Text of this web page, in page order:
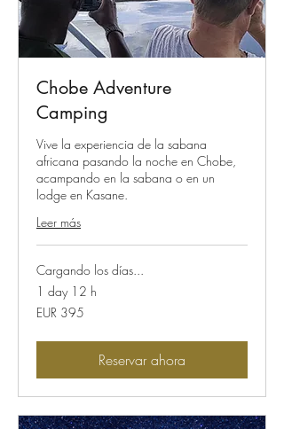
Chobe Adventure
Camping
Vive la experiencia de la sabana
africana pasando la noche en Chobe,
acampando en la sabana o en un
lodge en Kasane.
Leer más
Cargando los días...
1 day 12 h
395
euros
EUR 395
Reservar ahora